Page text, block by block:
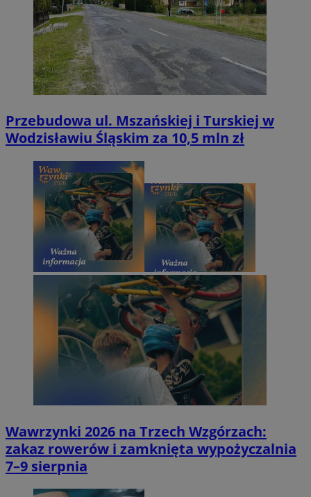
Przebudowa ul. Mszańskiej i Turskiej w
Wodzisławiu Śląskim za 10,5 mln zł
Wawrzynki 2026 na Trzech Wzgórzach:
zakaz rowerów i zamknięta wypożyczalnia
7–9 sierpnia